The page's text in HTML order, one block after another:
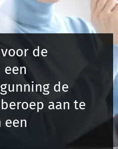
de
een
de
aan te
een